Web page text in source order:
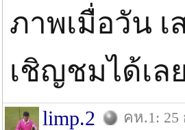
ภาพเมื่อวัน
เชิญชมได้เล
limp.2 คห.1: 25